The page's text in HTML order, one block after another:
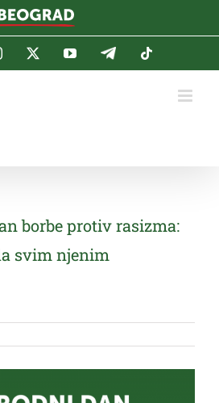
InstagramTwitterYouTubeTelegram
borbe protiv rasizma:
svim njenim